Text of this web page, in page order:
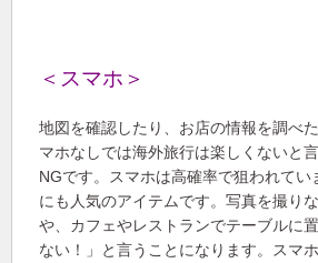
＜スマホ＞
地図を確認したり、お店の情報を調べ
マホなしでは海外旅行は楽しくないと
NGです。スマホは高確率で狙われて
にも人気のアイテムです。写真を撮り
や、カフェやレストランでテーブルに
ない！」と言うことになります。スマ